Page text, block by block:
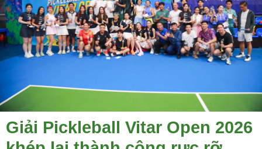
Giải Pickleball Vitar Open 2026